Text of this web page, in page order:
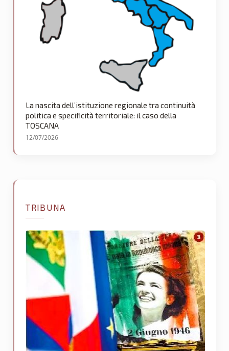
La nascita dell’istituzione regionale tra continuità
politica e specificità territoriale: il caso della
TOSCANA
12/07/2026
TRIBUNA